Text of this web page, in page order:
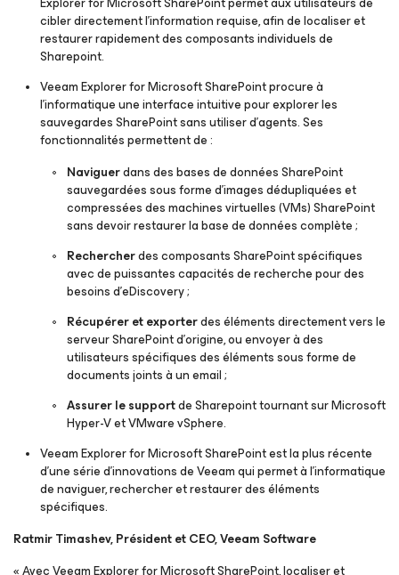
cibler directement l’information requise, afin de localiser et
restaurer rapidement des composants individuels de
Sharepoint.
Veeam Explorer for Microsoft SharePoint procure à
l’informatique une interface intuitive pour explorer les
sauvegardes SharePoint sans utiliser d’agents. Ses
fonctionnalités permettent de :
Naviguerdans des bases de données SharePoint
sauvegardées sous forme d’images dédupliquées et
compressées des machines virtuelles (VMs) SharePoint
sans devoir restaurer la base de données complète ;
Rechercherdes composants SharePoint spécifiques
avec de puissantes capacités de recherche pour des
besoins d’eDiscovery ;
Récupérer et exporterdes éléments directement vers le
serveur SharePoint d’origine, ou envoyer à des
utilisateurs spécifiques des éléments sous forme de
documents joints à un email ;
Assurer le supportde Sharepoint tournant sur Microsoft
Hyper-V et VMware vSphere.
Veeam Explorer for Microsoft SharePoint est la plus récente
d’une série d’innovations de Veeam qui permet à l’informatique
de naviguer, rechercher et restaurer des éléments
spécifiques.
Ratmir Timashev, Président et CEO, Veeam Software